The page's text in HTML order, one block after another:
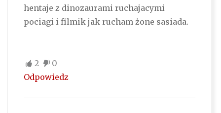
hentaje z dinozaurami ruchajacymi
pociagi i filmik jak rucham żone sasiada.
2
0
Odpowiedz